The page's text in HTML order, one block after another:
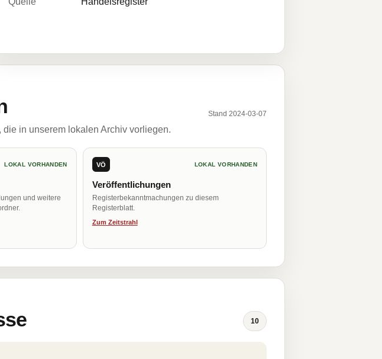
Stand 2024-03-07
in unserem lokalen Archiv vorliegen.
LOKAL VORHANDEN
und weitere
VÖ LOKAL VORHANDEN
Veröffentlichungen
Registerbekanntmachungen zu diesem
Registerblatt.
Zum Zeitstrahl
10